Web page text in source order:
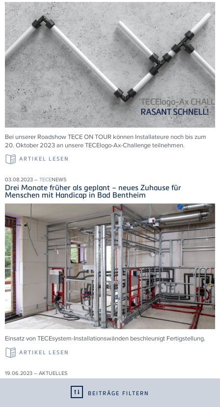
BEITRÄGE FILTERN
Bei unserer RoadshowTECEON TOUR können Installateure noch bis zum
20. Oktober 2023 an unsereTECElogo-Ax-Challenge teilnehmen.
ARTIKEL LESEN
03.08.2023 – TECENEWS
Drei Monate früher als geplant – neues Zuhause für
Menschen mit Handicap in Bad Bentheim
Einsatz von TECEsystem-Installationswänden beschleunigt Fertigstellung.
ARTIKEL LESEN
19.06.2023 – AKTUELLES
Erweiterung der EN 1253 "Abläufe für Gebäude"